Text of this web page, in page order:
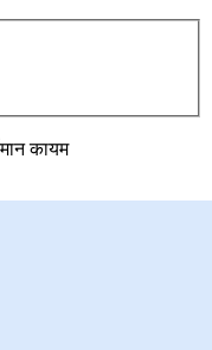
कायम